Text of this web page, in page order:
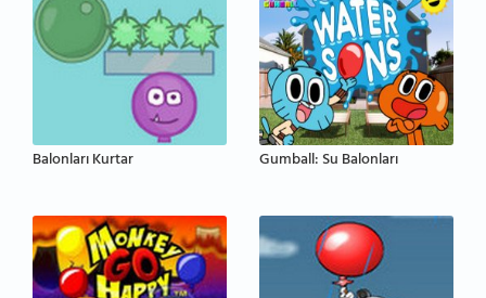
Balonları Kurtar Gumball: Su Balonları